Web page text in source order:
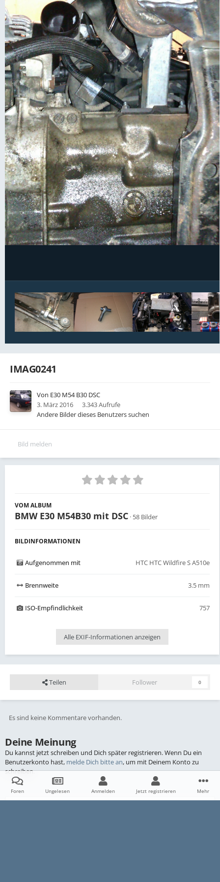
IMAG0241
Von E30 M54 B30 DSC
3. März 2016
3.343 Aufrufe
Andere Bilder dieses Benutzers suchen
Bild melden
VOM ALBUM
BMW E30 M54B30 mit DSC · 58 Bilder
BILDINFORMATIONEN
Aufgenommen mit HTC HTC Wildfire S A510e
Brennweite 3.5 mm
ISO-Empfindlichkeit 757
Alle EXIF-Informationen anzeigen
Teilen Follower 0
Es sind keine Kommentare vorhanden.
Deine Meinung
Du kannst jetzt schreiben und Dich später registrieren. Wenn Du ein
Benutzerkonto hast, melde Dich bitte an, um mit Deinem Konto zu
schreiben.
Foren Ungelesen Anmelden Jetzt registrieren Mehr